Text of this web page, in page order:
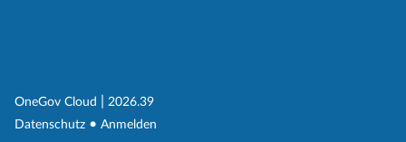
OneGov Cloud (External Link)
2026.39
Datenschutz (External Link)
Anmelden